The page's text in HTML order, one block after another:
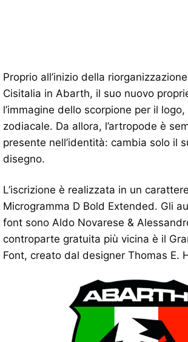
Proprio all’inizio della
Cisitalia in Abarth, il suo nuovo
l’immagine dello scorpione per il
zodiacale. Da allora, l’artropode è
presente nell’identità: cambia solo il
disegno.
L’iscrizione è realizzata in un
Microgramma D Bold Extended. Gli
font sono Aldo Novarese &
controparte gratuita più vicina è il
Font, creato dal designer Thomas E.